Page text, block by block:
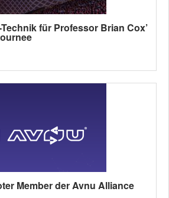
für Professor Brian Cox’
Member der Avnu Alliance